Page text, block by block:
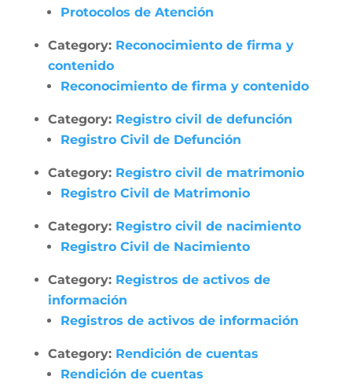
Protocolos de Atención
Category: Reconocimiento de firma y
contenido
Reconocimiento de firma y contenido
Category: Registro civil de defunción
Registro Civil de Defunción
Category: Registro civil de matrimonio
Registro Civil de Matrimonio
Category: Registro civil de nacimiento
Registro Civil de Nacimiento
Category: Registros de activos de
información
Registros de activos de información
Category: Rendición de cuentas
Rendición de cuentas